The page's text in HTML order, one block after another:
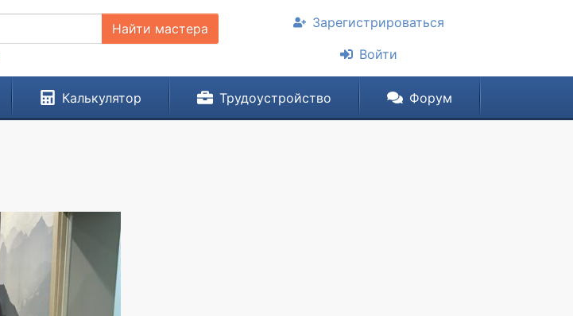
Найти мастера
Зарегистрироваться
Войти
Калькулятор Трудоустройство Форум